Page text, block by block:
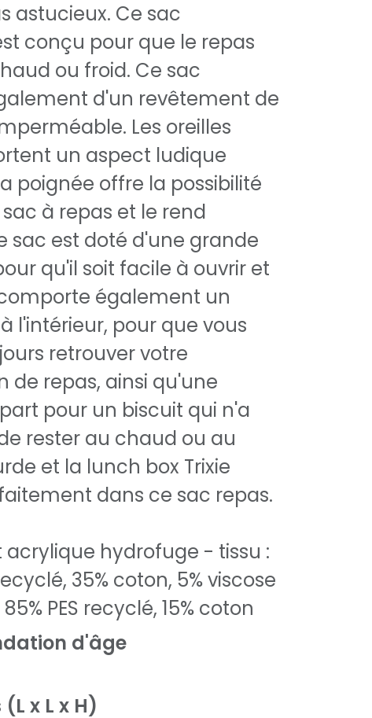
astucieux. Ce sac
conçu pour que le repas
ou froid. Ce sac
d'un revêtement de
Les oreilles
un aspect ludique
poignée offre la possibilité
à repas et le rend
sac est doté d'une grande
qu'il soit facile à ouvrir et
également un
l'intérieur, pour que vous
retrouver votre
de repas, ainsi qu'une
pour un biscuit qui n'a
rester au chaud ou au
et la lunch box Trixie
dans ce sac repas.
hydrofuge - tissu :
35% coton, 5% viscose
PES recyclé, 15% coton
d'âge
x L x H)